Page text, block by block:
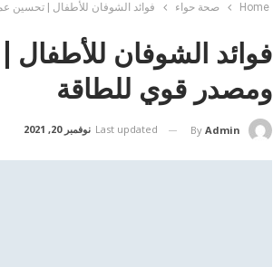
Home صحة حواء فوائد الشوفان للأطفال | تحسين
فوائد الشوفان
ومصدر قوي للطاقة
By Admin
Last updated نوفمبر 20, 2021